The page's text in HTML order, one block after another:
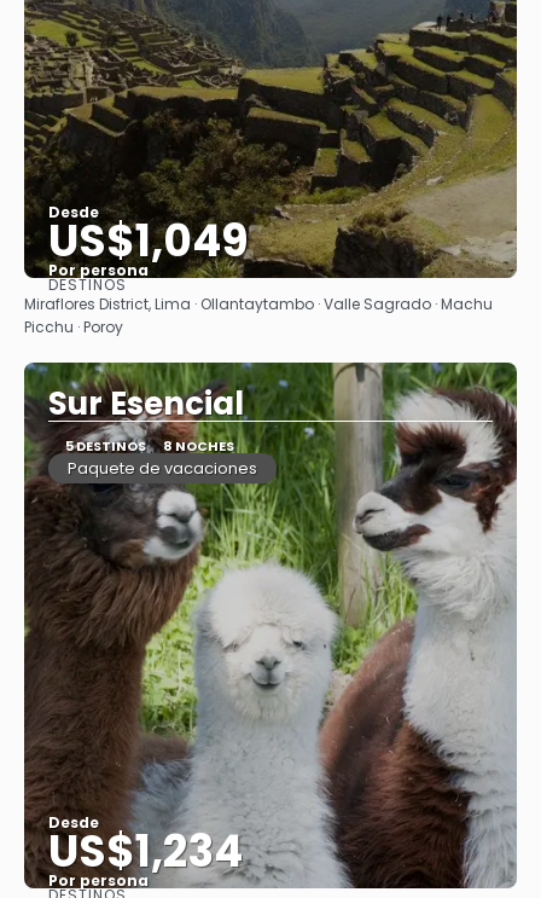
Desde
US$1,049
Por persona
Ver
DESTINOS
Miraflores District, Lima · Ollantaytambo · Valle Sagrado · Machu
Picchu · Poroy
Sur Esencial
5 DESTINOS 8 NOCHES
Paquete de vacaciones
Desde
US$1,234
Por persona